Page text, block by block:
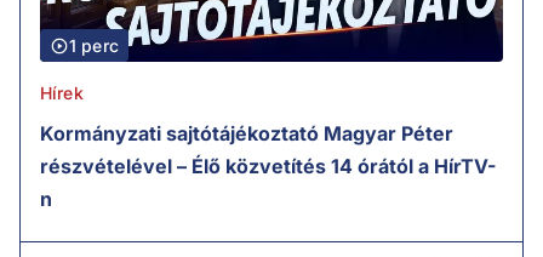
1 perc
Hírek
Kormányzati sajtótájékoztató Magyar Péter
részvételével – Élő közvetítés 14 órától a HírTV-
n